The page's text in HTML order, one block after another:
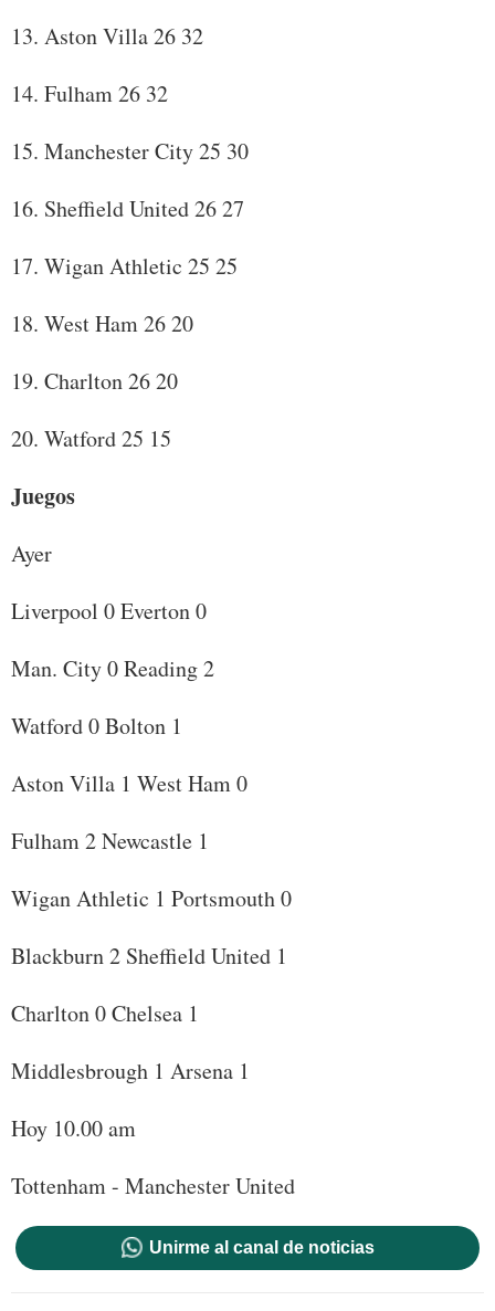
13. Aston Villa 26 32
14. Fulham 26 32
15. Manchester City 25 30
16. Sheffield United 26 27
17. Wigan Athletic 25 25
18. West Ham 26 20
19. Charlton 26 20
20. Watford 25 15
Juegos
Ayer
Liverpool 0 Everton 0
Man. City 0 Reading 2
Watford 0 Bolton 1
Aston Villa 1 West Ham 0
Fulham 2 Newcastle 1
Wigan Athletic 1 Portsmouth 0
Blackburn 2 Sheffield United 1
Charlton 0 Chelsea 1
Middlesbrough 1 Arsena 1
Hoy 10.00 am
Tottenham - Manchester United
Unirme al canal de noticias